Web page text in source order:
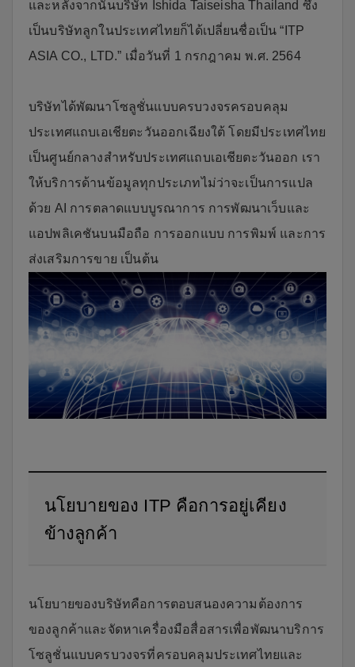
และหลังจากนั้นบริษัท Ishida Taiseisha Thailand ซึ่ง
เป็นบริษัทลูกในประเทศไทยก็ได้เปลี่ยนชื่อเป็น “ITP
ASIA CO., LTD.” เมื่อวันที่ 1 กรกฎาคม พ.ศ. 2564
บริษัทได้พัฒนาโซลูชั่นแบบครบวงจรครอบคลุม
ประเทศแถบเอเชียตะวันออกเฉียงใต้ โดยมีประเทศไทย
เป็นศูนย์กลางสำหรับประเทศแถบเอเชียตะวันออก เรา
ให้บริการด้านข้อมูลทุกประเภทไม่ว่าจะเป็นการแปล
ด้วย AI การตลาดแบบบูรณาการ การพัฒนาเว็บและ
แอปพลิเคชันบนมือถือ การออกแบบ การพิมพ์ และการ
ส่งเสริมการขาย เป็นต้น
นโยบายของ ITP คือการอยู่เคียง
ข้างลูกค้า
นโยบายของบริษัทคือการตอบสนองความต้องการ
ของลูกค้าและจัดหาเครื่องมือสื่อสารเพื่อพัฒนาบริการ
โซลูชั่นแบบครบวงจรที่ครอบคลุมประเทศไทยและ